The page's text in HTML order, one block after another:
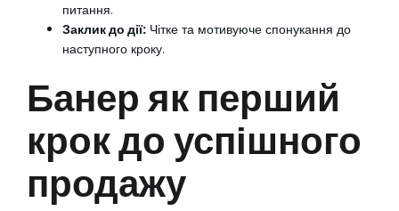
питання.
Заклик до дії: Чітке та мотивуюче спонукання до
наступного кроку.
Банер як перший
крок до успішного
продажу